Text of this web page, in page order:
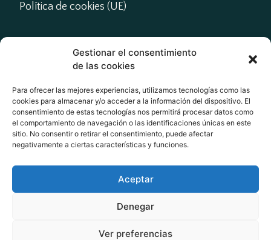
Gestionar el consentimiento
de las cookies
Para ofrecer las mejores experiencias, utilizamos tecnologías como las
cookies para almacenar y/o acceder a la información del dispositivo. El
consentimiento de estas tecnologías nos permitirá procesar datos como
el comportamiento de navegación o las identificaciones únicas en este
sitio. No consentir o retirar el consentimiento, puede afectar
negativamente a ciertas características y funciones.
Aceptar
Denegar
Ver preferencias
Política de cookies (UE)
Contacto
presidente@actme.es
administracion@actme.es
+34 647 66 63 18
Redes Sociales